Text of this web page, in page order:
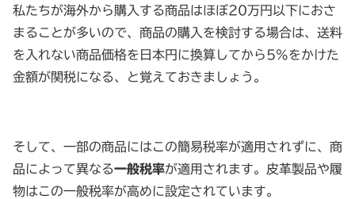
私たちが海外から購入する商品はほぼ20万円以下におさ
まることが多いので、商品の購入を検討する場合は、送料
を入れない商品価格を日本円に換算してから5%をかけた
金額が関税になる、と覚えておきましょう。
そして、一部の商品にはこの簡易税率が適用されずに、商
品によって異なる一般税率が適用されます。皮革製品や履
物はこの一般税率が高めに設定されています。